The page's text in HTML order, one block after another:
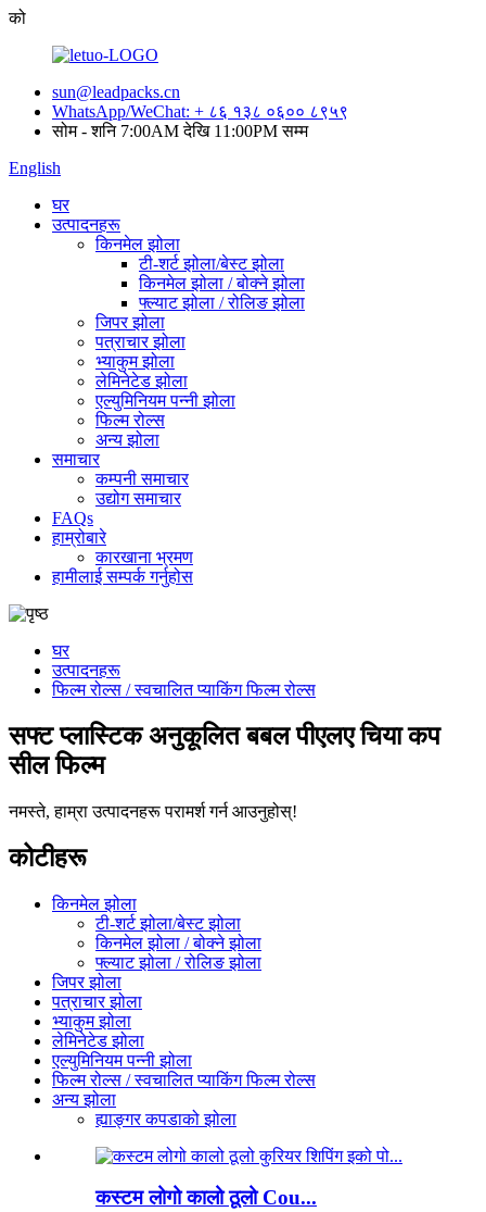
को
sun@leadpacks.cn
WhatsApp/WeChat: + ८६ १३८ ०६०० ८९५९
सोम - शनि 7:00AM देखि 11:00PM सम्म
English
घर
उत्पादनहरू
किनमेल झोला
टी-शर्ट झोला/बेस्ट झोला
किनमेल झोला / बोक्ने झोला
फ्ल्याट झोला / रोलिङ झोला
जिपर झोला
पत्राचार झोला
भ्याकुम झोला
लेमिनेटेड झोला
एल्युमिनियम पन्नी झोला
फिल्म रोल्स
अन्य झोला
समाचार
कम्पनी समाचार
उद्योग समाचार
FAQs
हाम्रोबारे
कारखाना भ्रमण
हामीलाई सम्पर्क गर्नुहोस
घर
उत्पादनहरू
फिल्म रोल्स / स्वचालित प्याकिंग फिल्म रोल्स
सफ्ट प्लास्टिक अनुकूलित बबल पीएलए चिया कप
सील फिल्म
नमस्ते, हाम्रा उत्पादनहरू परामर्श गर्न आउनुहोस्!
कोटीहरू
किनमेल झोला
टी-शर्ट झोला/बेस्ट झोला
किनमेल झोला / बोक्ने झोला
फ्ल्याट झोला / रोलिङ झोला
जिपर झोला
पत्राचार झोला
भ्याकुम झोला
लेमिनेटेड झोला
एल्युमिनियम पन्नी झोला
फिल्म रोल्स / स्वचालित प्याकिंग फिल्म रोल्स
अन्य झोला
ह्याङ्गर कपडाको झोला
कस्टम लोगो कालो ठूलो Cou...